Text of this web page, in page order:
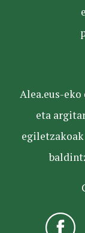
Alea.eus-
eta